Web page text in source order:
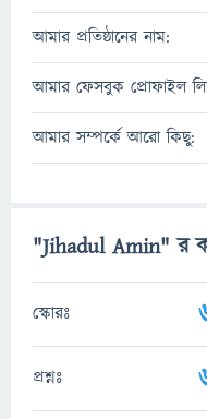
আমার প্রতিষ্ঠানের নাম:
আমার ফেসবুক প্রোফাইল
আমার সম্পর্কে আরো কিছু:
"Jihadul Amin" র
স্কোরঃ
প্রশ্নঃ